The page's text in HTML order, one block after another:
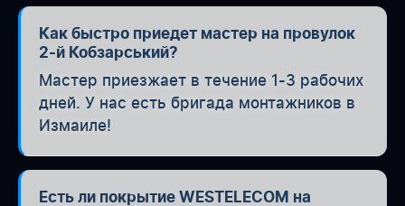
Как быстро приедет мастер на провулок
2-й Кобзарський?
Мастер приезжает в течение 1-3 рабочих
дней. У нас есть бригада монтажников в
Измаиле!
Есть ли покрытие WESTELECOM на